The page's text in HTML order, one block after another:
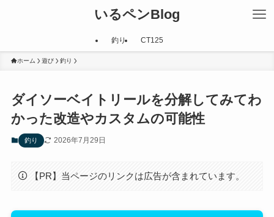
いるペンBlog
釣り CT125
ホーム 遊び 釣り
ダイソーベイトリールを分解してみてわ
かった改造やカスタムの可能性
釣り 2026年7月29日
【PR】当ページのリンクは広告が含まれています。